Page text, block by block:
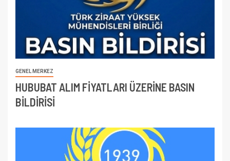
GENEL MERKEZ
HUBUBAT ALIM FİYATLARI ÜZERİNE BASIN
BİLDİRİSİ